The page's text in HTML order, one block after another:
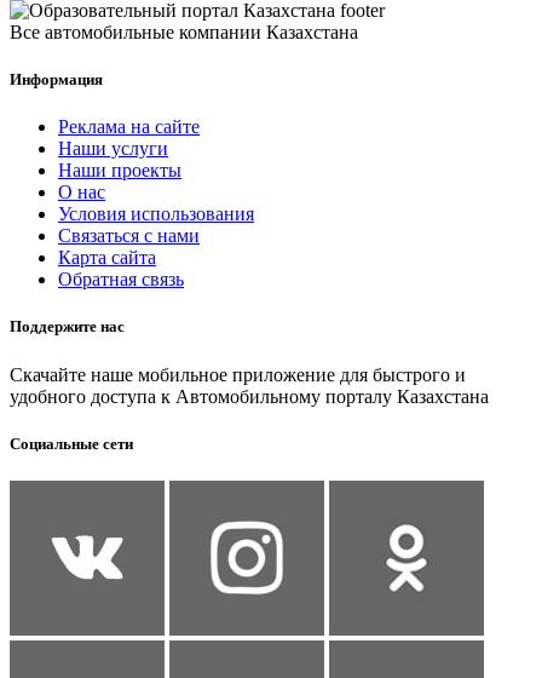
Все автомобильные компании Казахстана
Информация
Реклама на сайте
Наши услуги
Наши проекты
О нас
Условия использования
Связаться с нами
Карта сайта
Обратная связь
Поддержите нас
Скачайте наше мобильное приложение для быстрого и
удобного доступа к Автомобильному порталу Казахстана
Социальные сети